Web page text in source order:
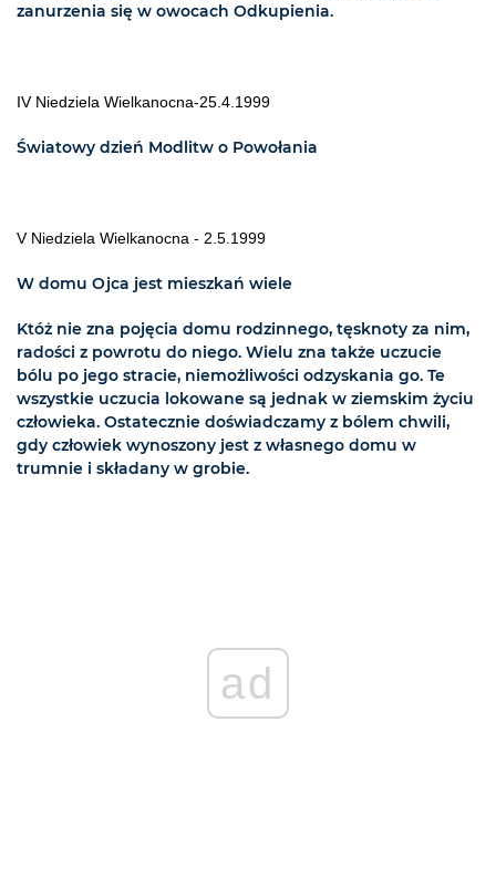
zanurzenia się w owocach Odkupienia.
IV Niedziela Wielkanocna-25.4.1999
Światowy dzień Modlitw o Powołania
V Niedziela Wielkanocna - 2.5.1999
W domu Ojca jest mieszkań wiele
Któż nie zna pojęcia domu rodzinnego, tęsknoty za nim,
radości z powrotu do niego. Wielu zna także uczucie
bólu po jego stracie, niemożliwości odzyskania go. Te
wszystkie uczucia lokowane są jednak w ziemskim życiu
człowieka. Ostatecznie doświadczamy z bólem chwili,
gdy człowiek wynoszony jest z własnego domu w
trumnie i składany w grobie.
ad